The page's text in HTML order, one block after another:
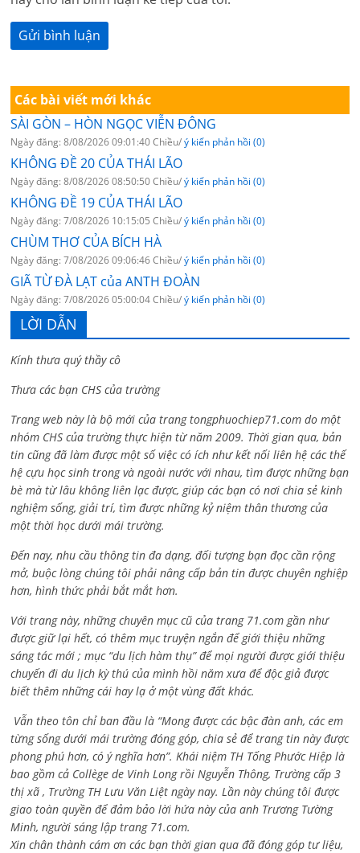
Các bài viết mới khác
SÀI GÒN – HÒN NGỌC VIỄN ĐÔNG
Ngày đăng: 8/08/2026 09:01:40 Chiều/ý kiến phản hồi (0)
KHÔNG ĐỀ 20 CỦA THÁI LÃO
Ngày đăng: 8/08/2026 08:50:50 Chiều/ý kiến phản hồi (0)
KHÔNG ĐỀ 19 CỦA THÁI LÃO
Ngày đăng: 7/08/2026 10:15:05 Chiều/ý kiến phản hồi (0)
CHÙM THƠ CỦA BÍCH HÀ
Ngày đăng: 7/08/2026 09:06:46 Chiều/ý kiến phản hồi (0)
GIÃ TỪ ĐÀ LẠT của ANTH ĐOÀN
Ngày đăng: 7/08/2026 05:00:04 Chiều/ý kiến phản hồi (0)
LỜI DẪN
Kính thưa quý thầy cô
Thưa các bạn CHS của trường
Trang web này là bộ mới của trang tongphuochiep71.com do một
nhóm CHS của trường thực hiện từ năm 2009. Thời gian qua, bản
tin cũng đã làm được một số việc có ích như kết nối liên hệ các thế
hệ cựu học sinh trong và ngoài nước với nhau, tìm được những bạn
bè mà từ lâu không liên lạc được, giúp các bạn có nơi chia sẻ kinh
nghiệm sống, giải trí, tìm được những kỷ niệm thân thương của
một thời học dưới mái trường.
Đến nay, nhu cầu thông tin đa dạng, đối tượng bạn đọc cần rộng
mở, buộc lòng chúng tôi phải nâng cấp bản tin được chuyên nghiệp
hơn, hình thức phải bắt mắt hơn.
Với trang này, những chuyên mục cũ của trang 71.com gần như
được giữ lại hết, có thêm mục truyện ngắn để giới thiệu những
sáng tác mới ; mục “du lịch hàm thụ” để mọi người được giới thiệu
chuyến đi du lịch kỳ thú của mình hồi năm xưa để độc giả được
biết thêm những cái hay lạ ở một vùng đất khác.
Vẫn theo tôn chỉ ban đầu là “Mong được các bậc đàn anh, các em
từng sống dưới mái trường đóng góp, chia sẻ để trang tin này được
phong phú hơn, có ý nghĩa hơn”. Khái niệm TH Tống Phước Hiệp là
bao gồm cả Collège de Vinh Long rồi Nguyễn Thông, Trường cấp 3
thị xã , Trường TH Lưu Văn Liệt ngày nay. Lần này chúng tôi được
giao toàn quyền để đảm bảo lời hứa này của anh Trương Tường
Minh, người sáng lập trang 71.com.
Xin chân thành cám ơn các bạn thời gian qua đã đóng góp tư liệu,